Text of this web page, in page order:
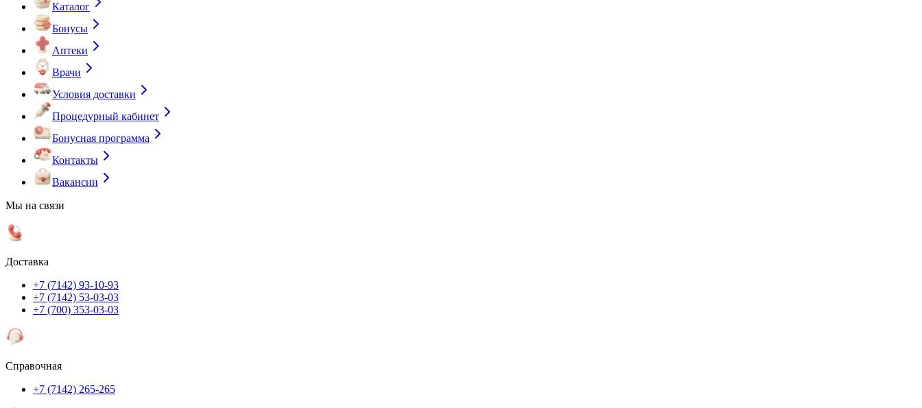
Каталог
Бонусы
Аптеки
Врачи
Условия доставки
Процедурный кабинет
Бонусная программа
Контакты
Вакансии
Мы на связи
Доставка
+7 (7142) 93-10-93
+7 (7142) 53-03-03
+7 (700) 353-03-03
Справочная
+7 (7142) 265-265